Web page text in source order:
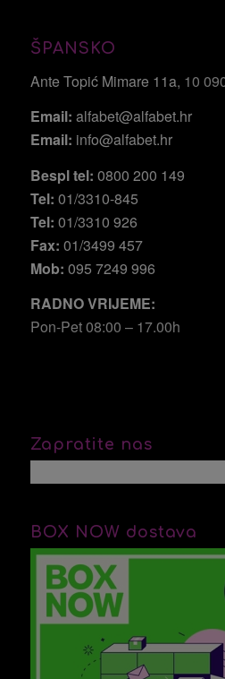
ŠPANSKO
Ante Topić Mimare 11a, 10
Email: alfabet@alfabet.hr
Email: info@alfabet.hr
Bespl tel: 0800 200 149
Tel: 01/3310-845
Tel: 01/3310 926
Fax: 01/3499 457
Mob: 095 7249 996
RADNO VRIJEME:
Pon-Pet 08:00 – 17.00h
Zapratite nas
BOX NOW dostava